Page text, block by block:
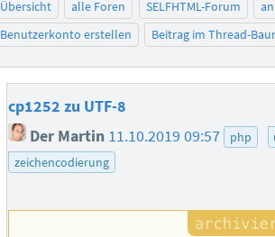
Übersicht alle Foren SELFHTML-Forum
Benutzerkonto erstellen
Beitrag im Thread-
cp1252 zu UTF-8
Der Martin 11.10.2019 09:57 php
zeichencodierung